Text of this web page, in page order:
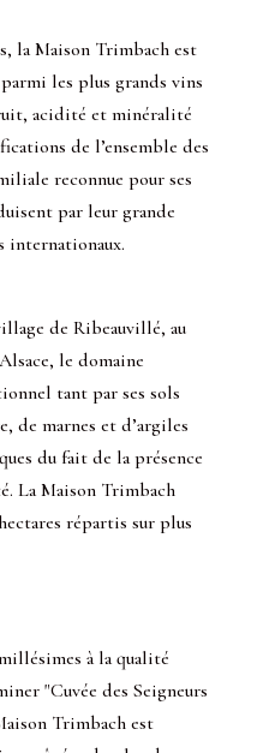
la Maison Trimbach est
les plus grands vins
acidité et minéralité
de l’ensemble des
reconnue pour ses
par leur grande
internationaux.
de Ribeauvillé, au
le domaine
tant par ses sols
de marnes et d’argiles
du fait de la présence
La Maison Trimbach
répartis sur plus
à la qualité
"Cuvée des Seigneurs
Trimbach est